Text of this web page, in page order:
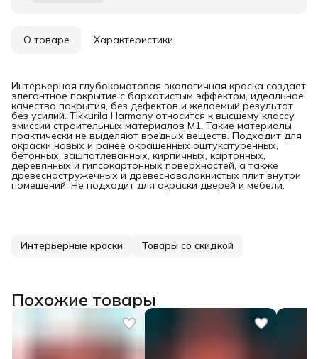
О товаре Характеристики
Интерьерная глубокоматовая экологичная краска создает
элегантное покрытие с бархатистым эффектом, идеальное
качество покрытия, без дефектов и желаемый результат
без усилий. Tikkurila Harmony относится к высшему классу
эмиссии строительных материалов М1. Такие материалы
практически не выделяют вредных веществ. Подходит для
окраски новых и ранее окрашенных оштукатуренных,
бетонных, зашпатлеванных, кирпичных, картонных,
деревянных и гипсокартонных поверхностей, а также
древесностружечных и древесноволокнистых плит внутри
помещений. Не подходит для окраски дверей и мебели.
Интерьерные краски Товары со скидкой
Похожие товары